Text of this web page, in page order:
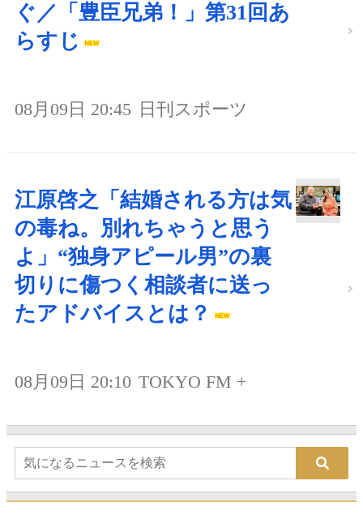
ぐ／「豊臣兄弟！」第31回あ
らすじ
08月09日 20:45 日刊スポーツ
江原啓之「結婚される方は気
の毒ね。別れちゃうと思う
よ」“独身アピール男”の裏
切りに傷つく相談者に送っ
たアドバイスとは？
08月09日 20:10 TOKYO FM +